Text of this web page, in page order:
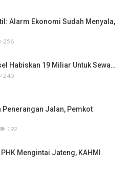
Alarm Ekonomi Sudah Menyala,
256
Habiskan 19 Miliar Untuk Sewa…
240
Penerangan Jalan, Pemkot
192
Mengintai Jateng, KAHMI